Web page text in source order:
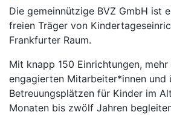
Die gemeinnützige BVZ GmbH ist
freien Träger von
Frankfurter Raum.
Mit knapp 150 Einrichtungen,
engagierten Mitarbeiter*innen und
Betreuungsplätzen für Kinder im
Monaten bis zwölf Jahren